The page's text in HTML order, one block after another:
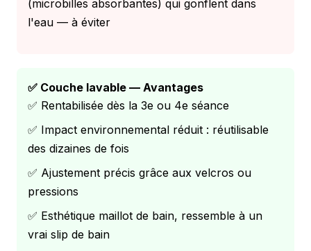
(microbilles absorbantes) qui gonflent dans
l'eau — à éviter
✅ Couche lavable — Avantages
✅ Rentabilisée dès la 3e ou 4e séance
✅ Impact environnemental réduit : réutilisable
des dizaines de fois
✅ Ajustement précis grâce aux velcros ou
pressions
✅ Esthétique maillot de bain, ressemble à un
vrai slip de bain